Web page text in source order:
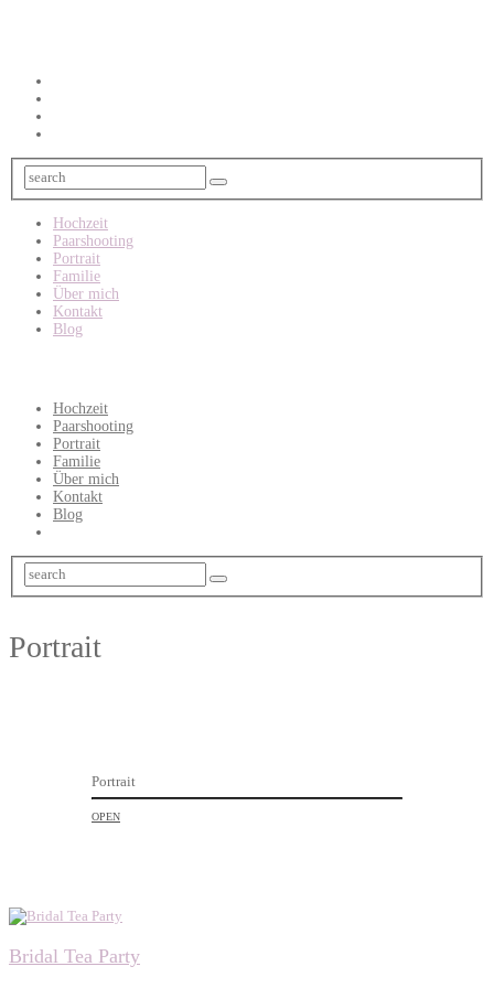
Hochzeit
Paarshooting
Portrait
Familie
Über mich
Kontakt
Blog
Hochzeit
Paarshooting
Portrait
Familie
Über mich
Kontakt
Blog
Portrait
Portrait
OPEN
Bridal Tea Party